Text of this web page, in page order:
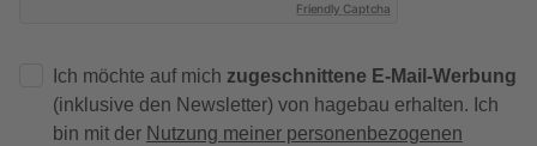
Friendly Captcha
Ich möchte auf mich zugeschnittene E-Mail-Werbung
(inklusive den Newsletter) von hagebau erhalten. Ich
bin mit der Nutzung meiner personenbezogenen